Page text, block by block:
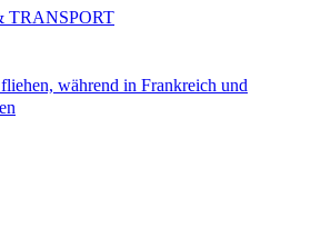
während in Frankreich und
TRANSPORT